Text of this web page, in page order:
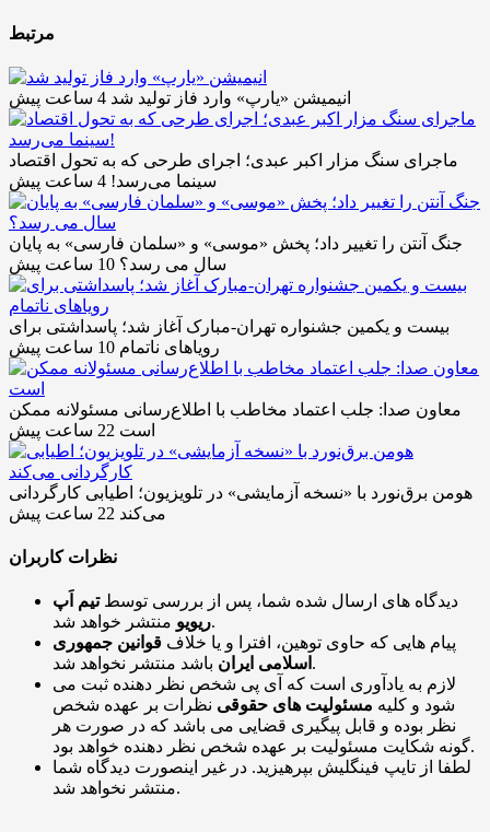
مرتبط
انیمیشن «یارپ» وارد فاز تولید شد 4 ساعت پیش
ماجرای سنگ مزار اکبر عبدی؛ اجرای طرحی که به تحول اقتصاد
سینما می‌رسد! 4 ساعت پیش
جنگ آنتن را تغییر داد؛ پخش «موسی» و «سلمان فارسی» به پایان
سال می رسد؟ 10 ساعت پیش
بیست و یکمین جشنواره تهران-مبارک آغاز شد؛ پاسداشتی برای
رویاهای ناتمام 10 ساعت پیش
معاون صدا: جلب اعتماد مخاطب با اطلاع‌رسانی مسئولانه ممکن
است 22 ساعت پیش
هومن برق‌نورد با «نسخه آزمایشی» در تلویزیون؛ اطیابی کارگردانی
می‌کند 22 ساعت پیش
نظرات کاربران
دیدگاه های ارسال شده شما، پس از بررسی توسطتیم اَپ
ریویومنتشر خواهد شد.
پیام هایی که حاوی توهین، افترا و یا خلاف قوانین جمهوری
اسلامی ایران باشد منتشر نخواهد شد.
لازم به یادآوری است که آی پی شخص نظر دهنده ثبت می
شود و کلیه مسئولیت های حقوقی نظرات بر عهده شخص
نظر بوده و قابل پیگیری قضایی می باشد که در صورت هر
گونه شکایت مسئولیت بر عهده شخص نظر دهنده خواهد بود.
لطفا از تایپ فینگلیش بپرهیزید. در غیر اینصورت دیدگاه شما
منتشر نخواهد شد.